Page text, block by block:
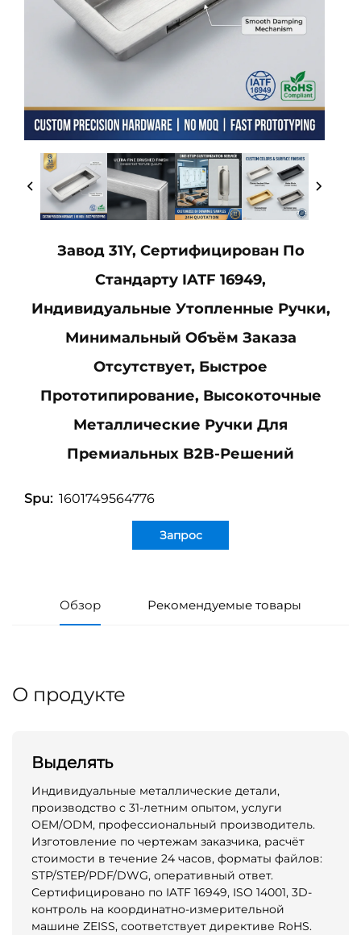
Завод 31Y, Сертифицирован По
Стандарту IATF 16949,
Индивидуальные Утопленные Ручки,
Минимальный Объём Заказа
Отсутствует, Быстрое
Прототипирование, Высокоточные
Металлические Ручки Для
Премиальных B2B-Решений
Spu: 1601749564776
Запрос
Обзор Рекомендуемые товары
О продукте
Выделять
Индивидуальные металлические детали,
производство с 31-летним опытом, услуги
OEM/ODM, профессиональный производитель.
Изготовление по чертежам заказчика, расчёт
стоимости в течение 24 часов, форматы файлов:
STP/STEP/PDF/DWG, оперативный ответ.
Сертифицировано по IATF 16949, ISO 14001, 3D-
контроль на координатно-измерительной
машине ZEISS, соответствует директиве RoHS.